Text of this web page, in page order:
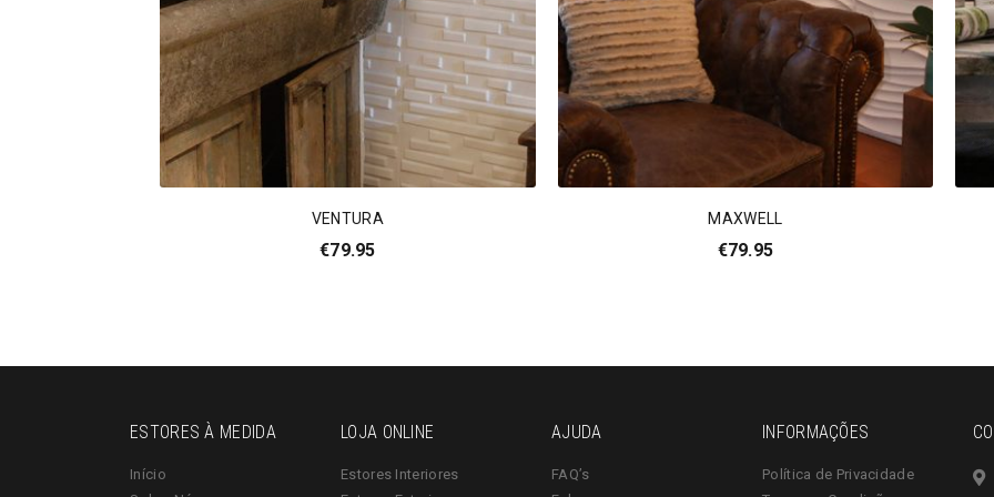
VENTURA
€79.95
MAXWELL
€79.95
ESTORES À MEDIDA
Início
LOJA ONLINE
Estores Interiores
AJUDA
FAQ’s
INFORMAÇÕES
Política de Privacidade